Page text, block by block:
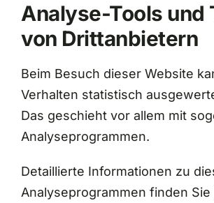
Analyse-Tools und
von Dritt­anbietern
Beim Besuch dieser Website
Verhalten statistisch
Das geschieht vor allem mit
Analyseprogrammen.
Detaillierte Informationen zu
Analyseprogrammen finden Sie